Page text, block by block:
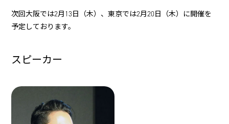
次回大阪では2月13日（木）、東京では2月20日（木）に開催を
予定しております。
スピーカー